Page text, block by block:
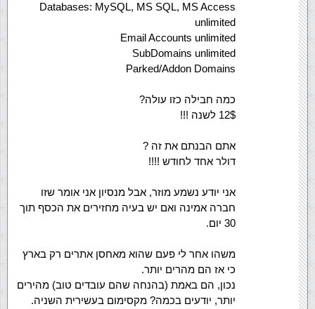
Databases: MySQL, MS SQL, MS Access
unlimited
Email Accounts unlimited
SubDomains unlimited
Parked/Addon Domains
כמה חבילה כזו עולה?
12$ לשנה !!!
אתם הבנתם את זה ?
דולר אחד לחודש !!!!
אני יודע נשמע מוזר, אבל מנסיון אני אומר שזו
חברה אמינה ואם יש בעיה מחזירים את הכסף תוך
30 יום.
משהו אחר לי פעם שהוא מאחסן אתרים רק בארץ
כי אז הם מהרים יותר.
נכון, הם באמת (בהנחה שהם עובדים טוב) מהירים
יותר, יודעים בכמה? מקסימום בעשירית השניה.